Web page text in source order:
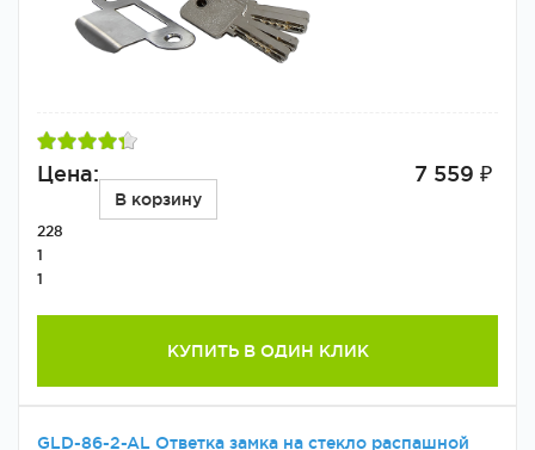
Цена: 7 559 ₽
В корзину
228
1
1
КУПИТЬ В ОДИН КЛИК
GLD-86-2-AL Ответка замка на стекло распашной